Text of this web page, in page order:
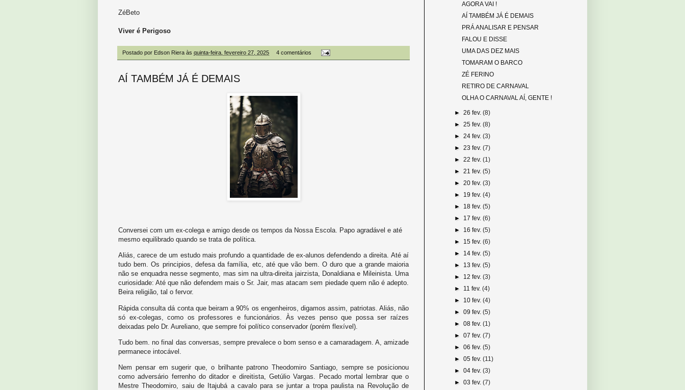
ZéBeto
Viver é Perigoso
Postado por Edson Riera às quinta-feira, fevereiro 27, 2025 4 comentários
AÍ TAMBÉM JÁ É DEMAIS
Conversei com um ex-colega e amigo desde os tempos da Nossa Escola. Papo agradável e até
mesmo equilibrado quando se trata de política.
Aliás, carece de um estudo mais profundo a quantidade de ex-alunos defendendo a direita. Até aí
tudo bem. Os principios, defesa da família, etc, até que vão bem. O duro que a grande maioria
não se enquadra nesse segmento, mas sim na ultra-direita jairzista, Donaldiana e Mileinista. Uma
curiosidade: Até que não defendem mais o Sr. Jair, mas atacam sem piedade quem não é adepto.
Beira religião, tal o fervor.
Rápida consulta dá conta que beiram a 90% os engenheiros, digamos assim, patriotas. Aliás, não
só ex-colegas, como os professores e funcionários. Às vezes penso que possa ser raízes
deixadas pelo Dr. Aureliano, que sempre foi político conservador (porém flexível).
Tudo bem. no final das conversas, sempre prevalece o bom senso e a camaradagem. A, amizade
permanece intocável.
Nem pensar em sugerir que, o brilhante patrono Theodomiro Santiago, sempre se posicionou
como adversário ferrenho do ditador e direitista, Getúlio Vargas. Pecado mortal lembrar que o
Mestre Theodomiro, saiu de Itajubá a cavalo para se juntar a tropa paulista na Revolução de
AGORA VAI !
AÍ TAMBÉM JÁ É DEMAIS
PRÁ ANALISAR E PENSAR
FALOU E DISSE
UMA DAS DEZ MAIS
TOMARAM O BARCO
ZÉ FERINO
RETIRO DE CARNAVAL
OLHA O CARNAVAL AÍ, GENTE !
► 26 fev. (8)
► 25 fev. (8)
► 24 fev. (3)
► 23 fev. (7)
► 22 fev. (1)
► 21 fev. (5)
► 20 fev. (3)
► 19 fev. (4)
► 18 fev. (5)
► 17 fev. (6)
► 16 fev. (5)
► 15 fev. (6)
► 14 fev. (5)
► 13 fev. (5)
► 12 fev. (3)
► 11 fev. (4)
► 10 fev. (4)
► 09 fev. (5)
► 08 fev. (1)
► 07 fev. (7)
► 06 fev. (5)
► 05 fev. (11)
► 04 fev. (3)
► 03 fev. (7)